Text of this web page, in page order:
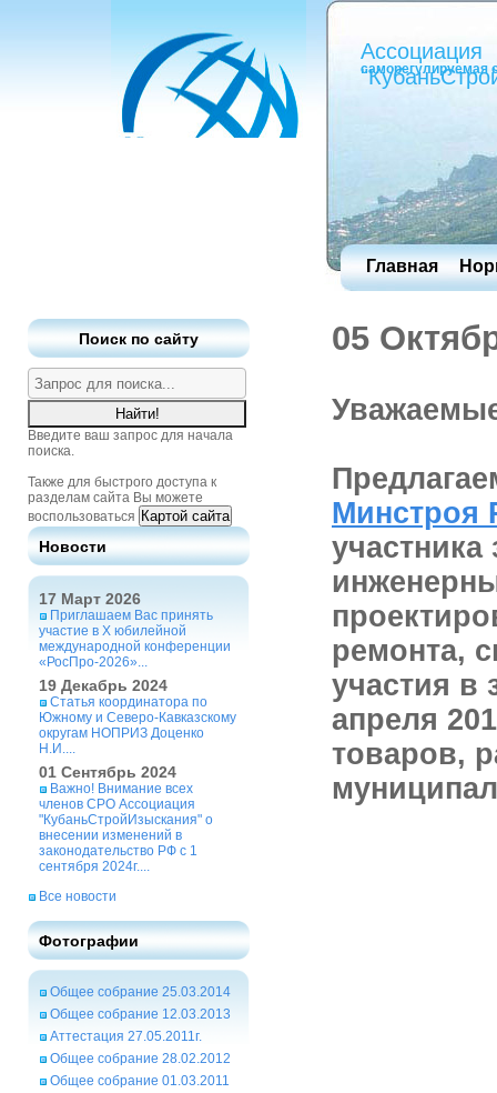
Ассоциация
саморегулируемая
Главная
Поиск по сайту
Введите ваш запрос для начала
поиска.
Также для быстрого доступа к
разделам сайта Вы можете
воспользоваться Картой сайта
Новости
17 Март 2026
Приглашаем Вас принять
участие в X юбилейной
международной конференции
«РосПро-2026»...
19 Декабрь 2024
Статья координатора по
Южному и Северо-Кавказскому
округам НОПРИЗ Доценко
Н.И....
01 Сентябрь 2024
Важно! Внимание всех
членов СРО Ассоциация
"КубаньСтройИзыскания" о
внесении изменений в
законодательство РФ с 1
сентября 2024г....
Все новости
Фотографии
Общее собрание 25.03.2014
Общее собрание 12.03.2013
Аттестация 27.05.2011г.
Общее собрание 28.02.2012
Общее собрание 01.03.2011
05
Минстроя
ремонта,
участия в
апреля
товаров,